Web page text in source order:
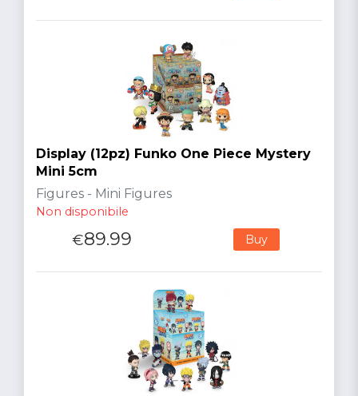
Display (12pz) Funko One Piece Mystery
Mini 5cm
Figures - Mini Figures
Non disponibile
€89.99 Buy